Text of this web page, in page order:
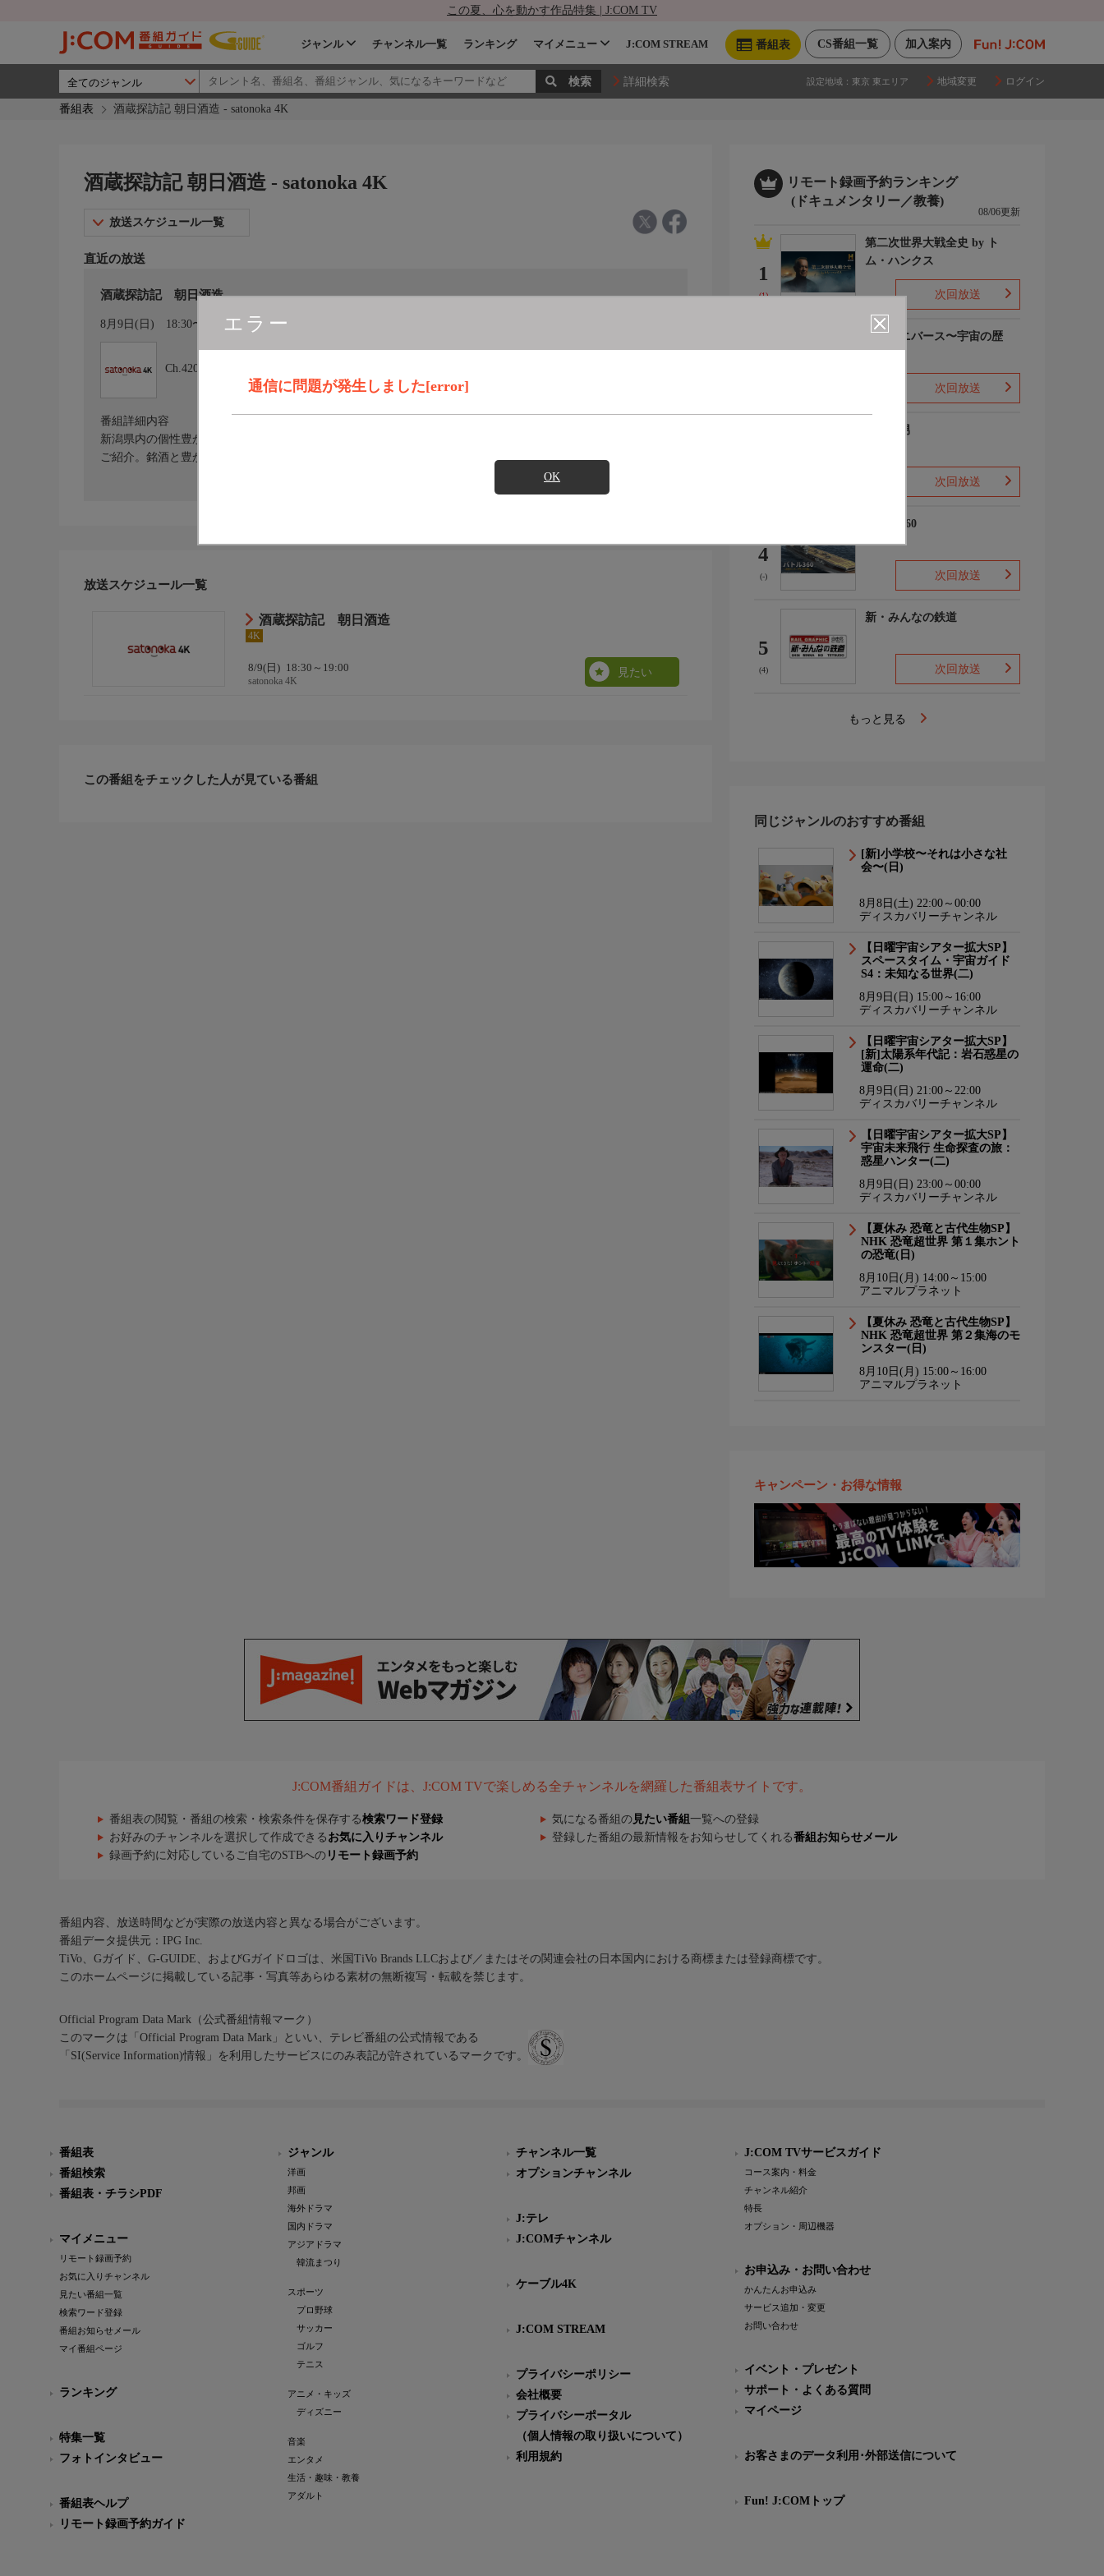
この夏、心を動かす作品特集 | J:COM TV
加入案内
CS番組一覧
番組表
ジャンル チャンネル一覧 ランキング マイメニュー J:COM STREAM
詳細検索 設定地域： 東京 東エリア 地域変更 ログイン
番組表 酒蔵探訪記 朝日酒造 - satonoka 4K
エラー
通信に問題が発生しました[error]
OK
酒蔵探訪記 朝日酒造 - satonoka 4K
放送スケジュール一覧
直近の放送
酒蔵探訪記 朝日酒造
8月9日(日) 18:30〜19:00 カレンダー登録
Ch.420
番組詳細内容
新潟県内の個性豊かな酒蔵を訪ね、その歴史と蔵に関わる人々の想いに触れます。さらに地元の食材や料理も
ご紹介。銘酒と豊かな食文化、温かい人情を伝えます
放送スケジュール一覧
酒蔵探訪記 朝日酒造
4K
8/9(日) 18:30～19:00
satonoka 4K
見たい
この番組をチェックした人が見ている番組
リモート録画予約ランキング
(ドキュメンタリー／教養)
08/06更新
1
(1)
第二次世界大戦全史 by ト
ム・ハンクス
次回放送
ザ・ユニバース〜宇宙の歴
次回放送
ザ・森男
次回放送
4
(-)
バトル360
次回放送
5
(4)
新・みんなの鉄道
次回放送
もっと見る
同じジャンルのおすすめ番組
[新]小学校〜それは小さな社
会〜(日)
8月8日(土) 22:00～00:00
ディスカバリーチャンネル
【日曜宇宙シアター拡大SP】
スペースタイム・宇宙ガイド
S4：未知なる世界(二)
8月9日(日) 15:00～16:00
ディスカバリーチャンネル
【日曜宇宙シアター拡大SP】
[新]太陽系年代記：岩石惑星の
運命(二)
8月9日(日) 21:00～22:00
ディスカバリーチャンネル
【日曜宇宙シアター拡大SP】
宇宙未来飛行 生命探査の旅：
惑星ハンター(二)
8月9日(日) 23:00～00:00
ディスカバリーチャンネル
【夏休み 恐竜と古代生物SP】
NHK 恐竜超世界 第１集ホント
の恐竜(日)
8月10日(月) 14:00～15:00
アニマルプラネット
【夏休み 恐竜と古代生物SP】
NHK 恐竜超世界 第２集海のモ
ンスター(日)
8月10日(月) 15:00～16:00
アニマルプラネット
キャンペーン・お得な情報
J:COM番組ガイドは、J:COM TVで楽しめる全チャンネルを網羅した番組表サイトです。
番組表の閲覧・番組の検索・検索条件を保存する検索ワード登録 気になる番組の 見たい番組 一覧への登録
お好みのチャンネルを選択して作成できる お気に入りチャンネル 登録した番組の最新情報をお知らせしてくれる番組お知らせメール
録画予約に対応しているご自宅のSTBへの リモート録画予約
番組内容、放送時間などが実際の放送内容と異なる場合がございます。
番組データ提供元：IPG Inc.
TiVo、Gガイド、G-GUIDE、およびGガイドロゴは、米国TiVo Brands LLCおよび／またはその関連会社の日本国内における商標または登録商標です。
このホームページに掲載している記事・写真等あらゆる素材の無断複写・転載を禁じます。
Official Program Data Mark（公式番組情報マーク）
このマークは「Official Program Data Mark」といい、テレビ番組の公式情報である
「SI(Service Information)情報」を利用したサービスにのみ表記が許されているマークです。
番組表
番組検索
番組表・チラシPDF
マイメニュー
リモート録画予約
お気に入りチャンネル
見たい番組一覧
検索ワード登録
番組お知らせメール
マイ番組ページ
ランキング
特集一覧
フォトインタビュー
番組表ヘルプ
リモート録画予約ガイド
ジャンル
洋画
邦画
海外ドラマ
国内ドラマ
アジアドラマ
韓流まつり
スポーツ
プロ野球
サッカー
ゴルフ
テニス
アニメ・キッズ
ディズニー
音楽
エンタメ
生活・趣味・教養
アダルト
チャンネル一覧
オプションチャンネル
J:テレ
J:COMチャンネル
ケーブル4K
J:COM STREAM
プライバシーポリシー
会社概要
プライバシーポータル
（個人情報の取り扱いについて）
利用規約
J:COM TVサービスガイド
コース案内・料金
チャンネル紹介
特長
オプション・周辺機器
お申込み・お問い合わせ
かんたんお申込み
サービス追加・変更
お問い合わせ
イベント・プレゼント
サポート・よくある質問
マイページ
お客さまのデータ利用･外部送信について
Fun! J:COMトップ